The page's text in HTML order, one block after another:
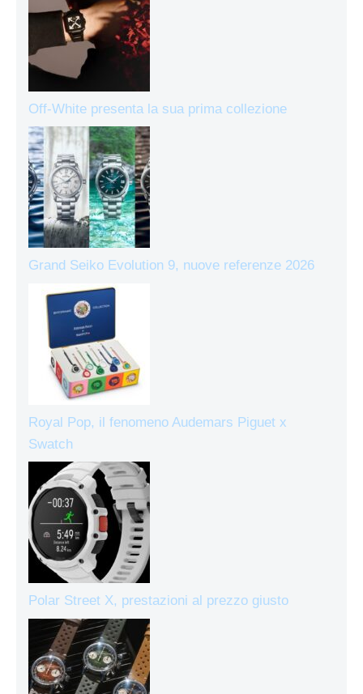
Off-White presenta la sua prima collezione
Grand Seiko Evolution 9, nuove referenze 2026
Royal Pop, il fenomeno Audemars Piguet x
Swatch
Polar Street X, prestazioni al prezzo giusto